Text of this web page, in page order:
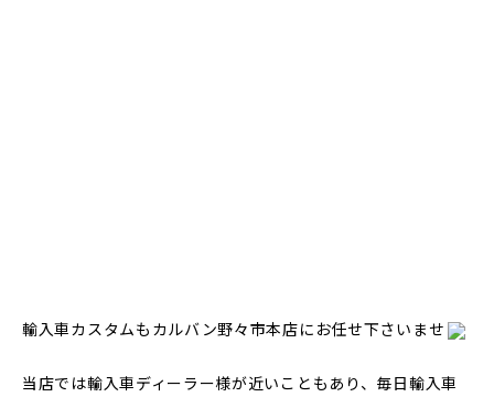
輸入車カスタムもカルバン野々市本店にお任せ下さいませ
当店では輸入車ディーラー様が近いこともあり、毎日輸入車